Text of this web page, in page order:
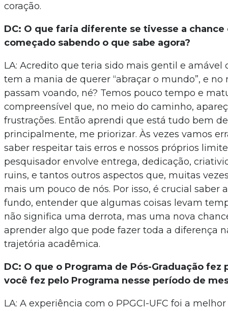
coração.
DC: O que faria diferente se tivesse a chance
começado sabendo o que sabe agora?
LA: Acredito que teria sido mais gentil e amável
tem a mania de querer “abraçar o mundo”, e no
passam voando, né? Temos pouco tempo e
compreensível que, no meio do caminho,
frustrações. Então aprendi que está tudo bem
principalmente, me priorizar. Às vezes vamos
saber respeitar tais erros e nossos próprios
pesquisador envolve entrega, dedicação,
ruins, e tantos outros aspectos que, muitas
mais um pouco de nós. Por isso, é crucial saber
fundo, entender que algumas coisas levam
não significa uma derrota, mas uma nova
aprender algo que pode fazer toda a diferença
trajetória acadêmica.
DC: O que o Programa de Pós-Graduação fez
você fez pelo Programa nesse período de
LA: A experiência com o PPGCI-UFC foi a